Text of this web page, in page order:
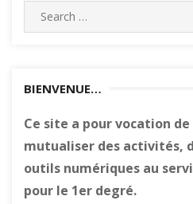
Search
for:
BIENVENUE…
Ce site a pour vocation
mutualiser des activités,
outils numériques au
pour le 1er degré.